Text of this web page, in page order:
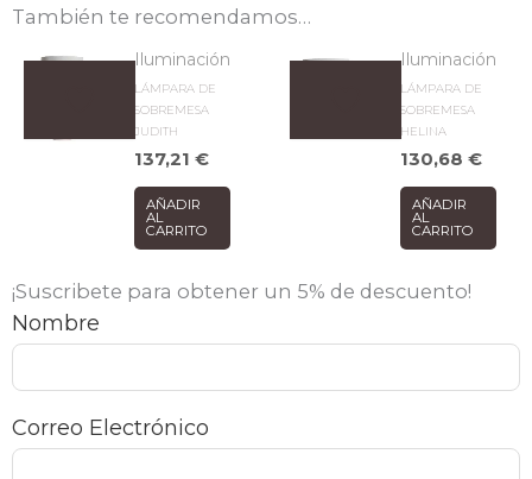
También te recomendamos…
Iluminación
LÁMPARA DE
SOBREMESA
JUDITH
137,21€
AÑADIR
AL
CARRITO
Iluminación
LÁMPARA DE
SOBREMESA
HELINA
130,68€
AÑADIR
AL
CARRITO
¡Suscribete para obtener un 5% de descuento!
Nombre
Correo Electrónico